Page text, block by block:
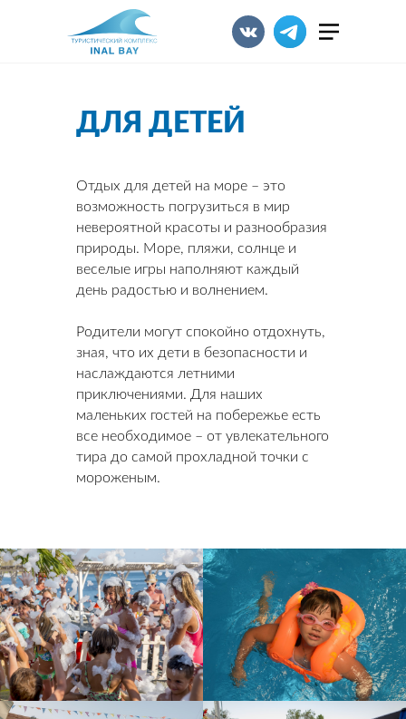
ДЛЯ ДЕТЕЙ
Отдых для детей на море – это
возможность погрузиться в мир
невероятной красоты и разнообразия
природы. Море, пляжи, солнце и
веселые игры наполняют каждый
день радостью и волнением.
Родители могут спокойно отдохнуть,
зная, что их дети в безопасности и
наслаждаются летними
приключениями. Для наших
маленьких гостей на побережье есть
все необходимое – от увлекательного
тира до самой прохладной точки с
мороженым.